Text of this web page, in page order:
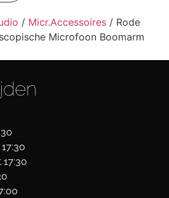
/ Micr.Accessoires / Rode
Microfoon Boomarm